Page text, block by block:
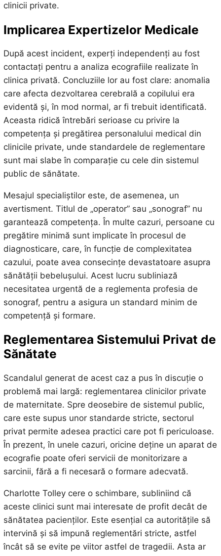
clinicii private.
Implicarea Expertizelor Medicale
După acest incident, experți independenți au fost
contactați pentru a analiza ecografiile realizate în
clinica privată. Concluziile lor au fost clare: anomalia
care afecta dezvoltarea cerebrală a copilului era
evidentă și, în mod normal, ar fi trebuit identificată.
Aceasta ridică întrebări serioase cu privire la
competența și pregătirea personalului medical din
clinicile private, unde standardele de reglementare
sunt mai slabe în comparație cu cele din sistemul
public de sănătate.
Mesajul specialiștilor este, de asemenea, un
avertisment. Titlul de „operator” sau „sonograf” nu
garantează competența. În multe cazuri, persoane cu
pregătire minimă sunt implicate în procesul de
diagnosticare, care, în funcție de complexitatea
cazului, poate avea consecințe devastatoare asupra
sănătății bebelușului. Acest lucru subliniază
necesitatea urgentă de a reglementa profesia de
sonograf, pentru a asigura un standard minim de
competență și formare.
Reglementarea Sistemului Privat de
Sănătate
Scandalul generat de acest caz a pus în discuție o
problemă mai largă: reglementarea clinicilor private
de maternitate. Spre deosebire de sistemul public,
care este supus unor standarde stricte, sectorul
privat permite adesea practici care pot fi periculoase.
În prezent, în unele cazuri, oricine deține un aparat de
ecografie poate oferi servicii de monitorizare a
sarcinii, fără a fi necesară o formare adecvată.
Charlotte Tolley cere o schimbare, subliniind că
aceste clinici sunt mai interesate de profit decât de
sănătatea pacienților. Este esențial ca autoritățile să
intervină și să impună reglementări stricte, astfel
încât să se evite pe viitor astfel de tragedii. Asta ar